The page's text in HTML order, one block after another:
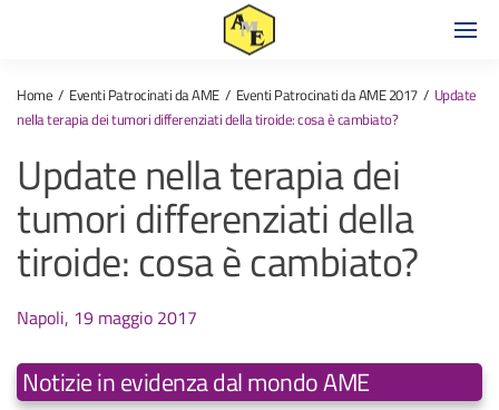
Home Eventi Patrocinati da AME Eventi Patrocinati da AME 2017
Update
nella terapia dei tumori differenziati della tiroide: cosa è cambiato?
Update nella terapia dei
tumori differenziati della
tiroide: cosa è cambiato?
Napoli, 19 maggio 2017
Notizie in evidenza dal mondo AME